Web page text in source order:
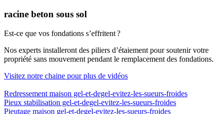
racine beton sous sol
Est-ce que vos fondations s’effritent ?
Nos experts installeront des piliers d’étaiement pour soutenir votre
propriété sans mouvement pendant le remplacement des fondations.
Visitez notre chaine pour plus de vidéos
Redressement maison gel-et-degel-evitez-les-sueurs-froides
Pieux stabilisation gel-et-degel-evitez-les-sueurs-froides
Pieutage maison gel-et-degel-evitez-les-sueurs-froides